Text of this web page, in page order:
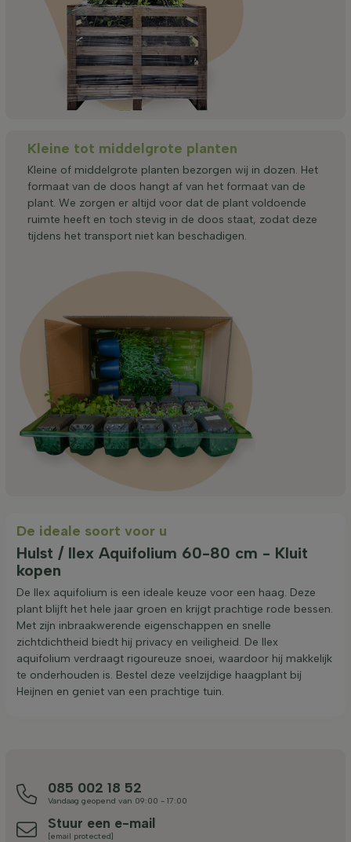
Kleine tot middelgrote planten
Kleine of middelgrote planten bezorgen wij in dozen. Het
formaat van de doos hangt af van het formaat van de
plant. We zorgen er altijd voor dat de plant voldoende
ruimte heeft en toch stevig in de doos staat, zodat deze
tijdens het transport niet kan beschadigen.
De ideale soort voor u
Hulst / Ilex Aquifolium 60-80 cm - Kluit
kopen
De Ilex aquifolium is een ideale keuze voor een haag. Deze
plant blijft het hele jaar groen en krijgt prachtige rode bessen.
Met zijn inbraakwerende eigenschappen en snelle
zichtdichtheid biedt hij privacy en veiligheid. De Ilex
aquifolium verdraagt rigoureuze snoei, waardoor hij makkelijk
te onderhouden is. Bestel deze veelzijdige haagplant bij
Heijnen en geniet van een prachtige tuin.
085 002 18 52
Vandaag geopend van 09:00 - 17:00
Stuur een e-mail
[email protected]